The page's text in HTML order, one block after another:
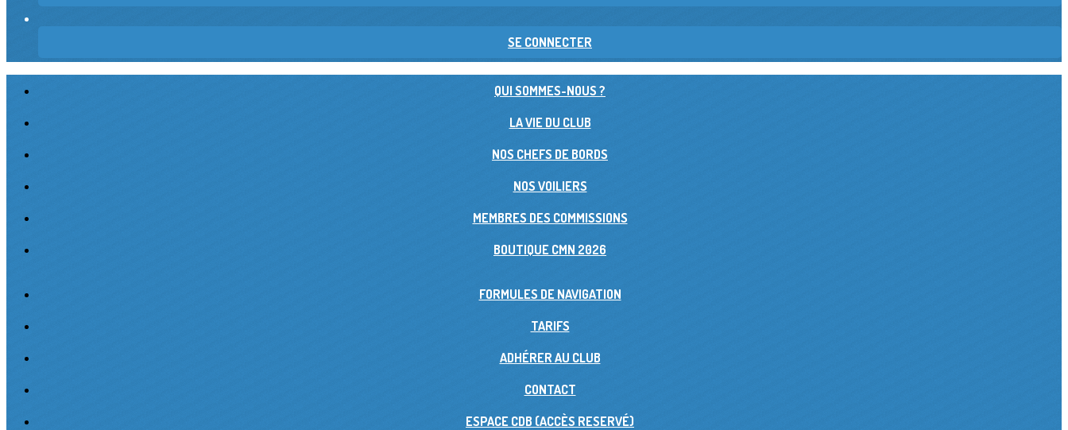
SE CONNECTER
QUI SOMMES-NOUS ?
LA VIE DU CLUB
NOS CHEFS DE BORDS
NOS VOILIERS
MEMBRES DES COMMISSIONS
BOUTIQUE CMN 2026
FORMULES DE NAVIGATION
TARIFS
ADHÉRER AU CLUB
CONTACT
ESPACE CDB (ACCÈS RESERVÉ)